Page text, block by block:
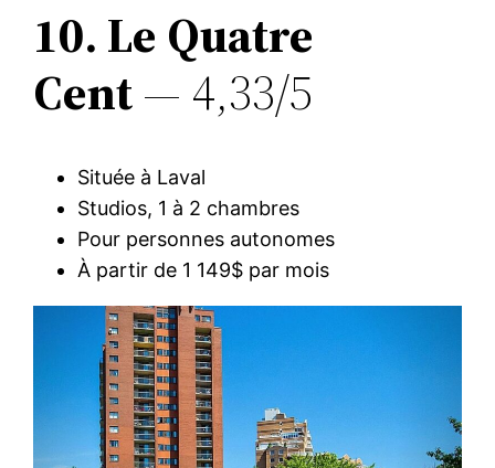
10. Le Quatre
Cent— 4,33/5
Située à Laval
Studios, 1 à 2 chambres
Pour personnes autonomes
À partir de 1 149$ par mois